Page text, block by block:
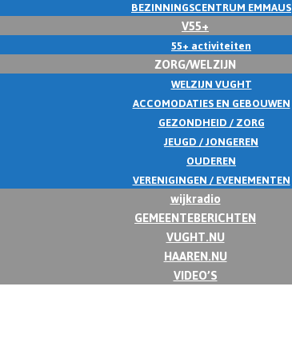
BEZINNINGSCENTRUM EMMAUS
V55+
55+ activiteiten
ZORG/WELZIJN
WELZIJN VUGHT
ACCOMODATIES EN GEBOUWEN
GEZONDHEID / ZORG
JEUGD / JONGEREN
OUDEREN
VERENIGINGEN / EVENEMENTEN
wijkradio
GEMEENTEBERICHTEN
VUGHT.NU
HAAREN.NU
VIDEO’S